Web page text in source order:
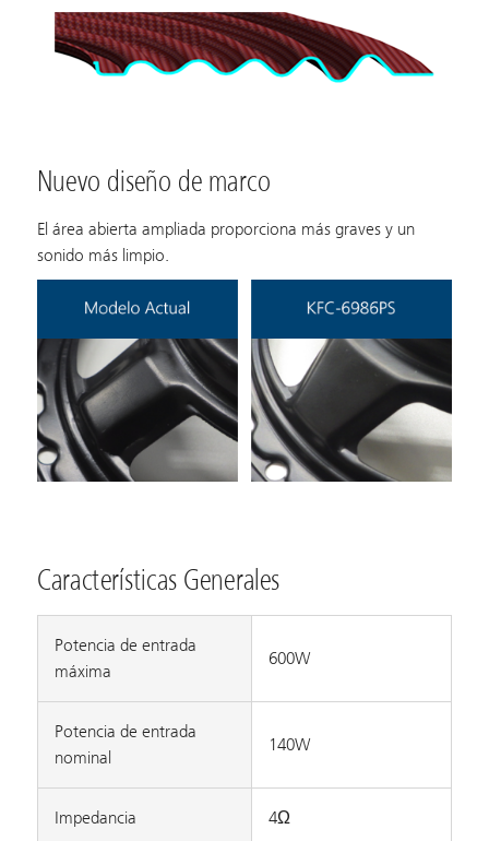
Nuevo diseño de marco
El área abierta ampliada proporciona más graves y un
sonido más limpio.
Características Generales
Potencia de entrada
máxima
600W
Potencia de entrada
nominal
140W
Impedancia 4Ω